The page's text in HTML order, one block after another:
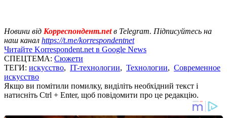
Новини від Корреспондент.netв Telegram. Підписуйтесь на
наш канал https://t.me/korrespondentnet
Читайте Korrespondent.net в Google News
СПЕЦТЕМА: Сюжети
ТЕГИ: искусство, IT-технологии, Технологии, Современное
искусство
Якщо ви помітили помилку, виділіть необхідний текст і
натисніть Ctrl + Enter, щоб повідомити про це редакцію.